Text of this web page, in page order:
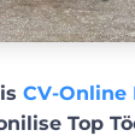
CV-Online
Top